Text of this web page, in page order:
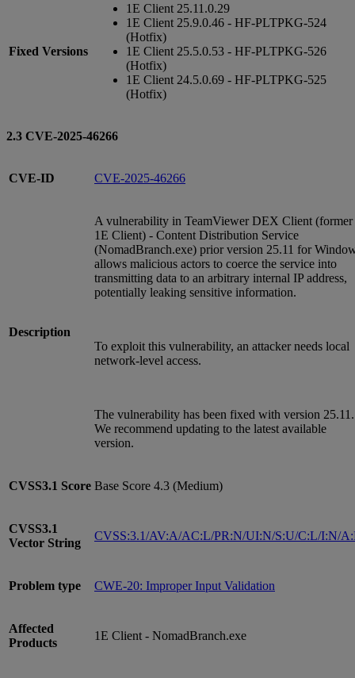
Fixed Versions
1E Client 25.11.0.29
1E Client 25.9.0.46 - HF-PLTPKG-524
(Hotfix)
1E Client 25.5.0.53 - HF-PLTPKG-526
(Hotfix)
1E Client 24.5.0.69 - HF-PLTPKG-525
(Hotfix)
2.3 CVE-2025-46266
CVE-ID CVE-2025-46266
Description
A vulnerability in TeamViewer DEX Client (former
1E Client) - Content Distribution Service
(NomadBranch.exe) prior version 25.11 for
allows malicious actors to coerce the service into
transmitting data to an arbitrary internal IP address,
potentially leaking sensitive information.
To exploit this vulnerability, an attacker needs local
network-level access.
The vulnerability has been fixed with version 25.11.
We recommend updating to the latest available
version.
CVSS3.1 Score Base Score 4.3 (Medium)
CVSS3.1
Vector String
CVSS:3.1/AV:A/AC:L/PR:N/UI:N/S:U/C:L/I:N/
Problem type CWE-20: Improper Input Validation
Affected
Products
1E Client - NomadBranch.exe